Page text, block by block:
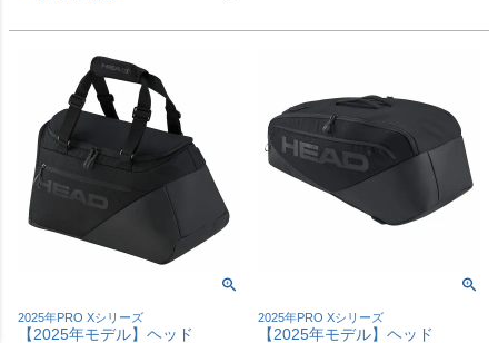
2025年PRO Xシリーズ
【2025年モデル】ヘッド
2025年PRO Xシリーズ
【2025年モデル】ヘッド